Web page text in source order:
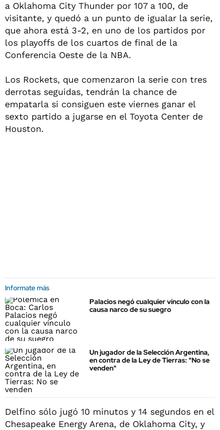
a Oklahoma City Thunder por 107 a 100, de
visitante, y quedó a un punto de igualar la serie,
que ahora está 3-2, en uno de los partidos por
los playoffs de los cuartos de final de la
Conferencia Oeste de la NBA.
Los Rockets, que comenzaron la serie con tres
derrotas seguidas, tendrán la chance de
empatarla si consiguen este viernes ganar el
sexto partido a jugarse en el Toyota Center de
Houston.
Informate más
Palacios negó cualquier vínculo con la
causa narco de su suegro
Un jugador de la Selección Argentina,
en contra de la Ley de Tierras: "No se
venden"
Delfino sólo jugó 10 minutos y 14 segundos en el
Chesapeake Energy Arena, de Oklahoma City, y